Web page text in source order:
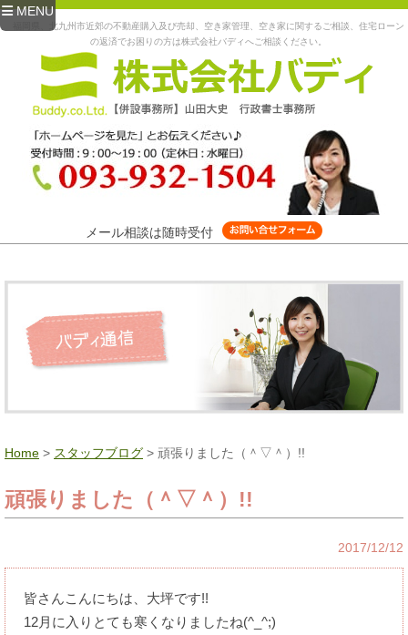
MENU
福岡県、北九州市近郊の不動産購入及び売却、空き家管理、空き家に関するご相談、住宅ローン
の返済でお困りの方は株式会社バディへご相談ください。
メール相談は随時受付
Home > スタッフブログ > 頑張りました（＾▽＾）!!
頑張りました（＾▽＾）!!
2017/12/12
皆さんこんにちは、大坪です!!
12月に入りとても寒くなりましたね(^_^;)